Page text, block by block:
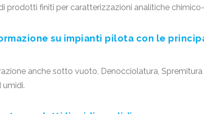
prodotti finiti per caratterizzazioni analitiche
su impianti pilota con le
anche sotto vuoto, Denocciolatura,